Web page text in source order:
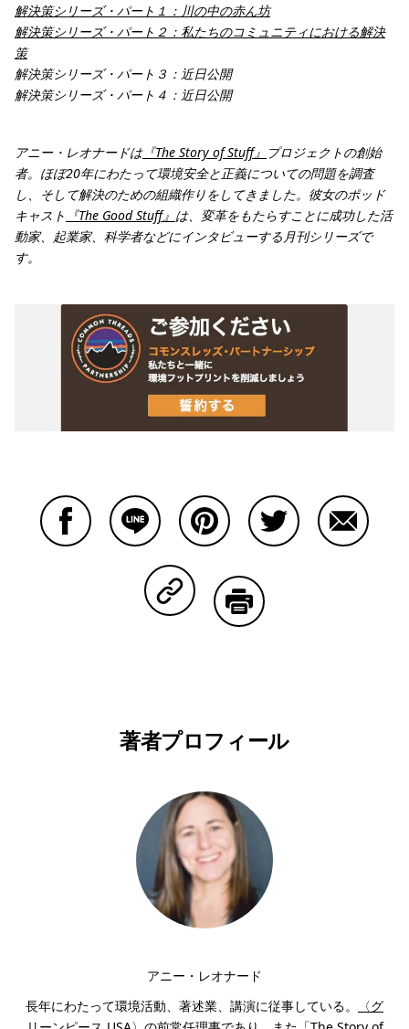
解決策シリーズ・パート１：川の中の赤ん坊
解決策シリーズ・パート２：私たちのコミュニティにおける解決
策
解決策シリーズ・パート３：近日公開
解決策シリーズ・パート４：近日公開
アニー・レオナードは『The Story of Stuff』 プロジェクトの創始
者。ほぼ20年にわたって環境安全と正義についての問題を調査
し、そして解決のための組織作りをしてきました。彼女のポッド
キャスト 『The Good Stuff』 は、変革をもたらすことに成功した活
動家、起業家、科学者などにインタビューする月刊シリーズで
す。
Copy Linkで共有する
著者プロフィール
アニー・レオナード
長年にわたって環境活動、著述業、講演に従事している。
〈グ